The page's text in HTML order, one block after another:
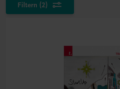
Filtern (2)